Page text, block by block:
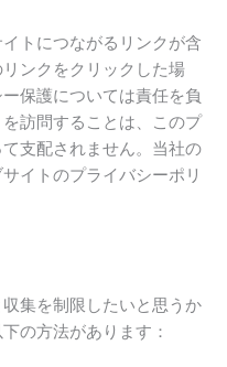
トにつながるリンクが含
ンクをクリックした場
保護については責任を負
訪問することは、このプ
支配されません。当社の
イトのプライバシーポリ
集を制限したいと思うか
の方法があります：